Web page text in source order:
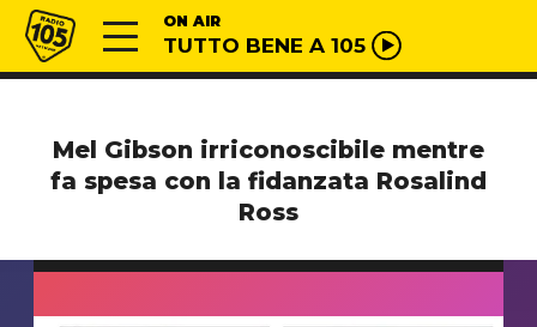
Vai al contenuto
Radio 105 ON AIR
TUTTO BENE A 105
Mel Gibson irriconoscibile mentre
fa spesa con la fidanzata Rosalind
Ross